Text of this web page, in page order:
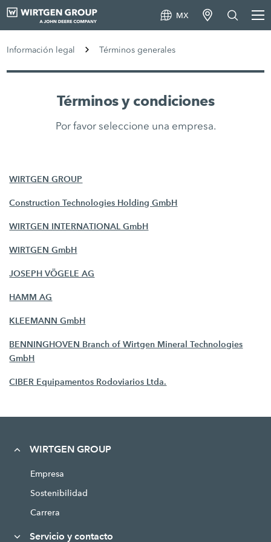
MX
Información legal Términos generales
Términos y condiciones
Por favor seleccione una empresa.
WIRTGEN GROUP
Construction Technologies Holding GmbH
WIRTGEN INTERNATIONAL GmbH
WIRTGEN GmbH
JOSEPH VÖGELE AG
HAMM AG
KLEEMANN GmbH
BENNINGHOVEN Branch of Wirtgen Mineral Technologies
GmbH
CIBER Equipamentos Rodoviarios Ltda.
WIRTGEN GROUP
Empresa
Sostenibilidad
Carrera
Servicio y contacto